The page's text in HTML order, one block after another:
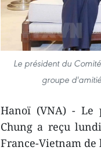
Le président du
groupe
Hanoï (VNA) - Le
Chung a reçu
France-Vietnam de